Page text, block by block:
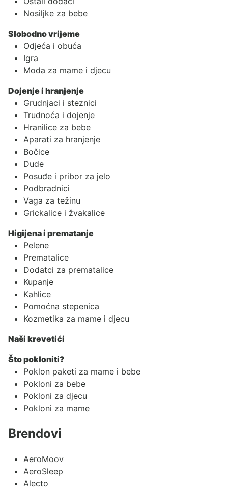
Nosiljke za bebe
Slobodno vrijeme
Odjeća i obuća
Igra
Moda za mame i djecu
Dojenje i hranjenje
Grudnjaci i steznici
Trudnoća i dojenje
Hranilice za bebe
Aparati za hranjenje
Bočice
Dude
Posuđe i pribor za jelo
Podbradnici
Vaga za težinu
Grickalice i žvakalice
Higijena i prematanje
Pelene
Prematalice
Dodatci za prematalice
Kupanje
Kahlice
Pomoćna stepenica
Kozmetika za mame i djecu
Naši krevetići
Što pokloniti?
Poklon paketi za mame i bebe
Pokloni za bebe
Pokloni za djecu
Pokloni za mame
Brendovi
AeroMoov
AeroSleep
Alecto